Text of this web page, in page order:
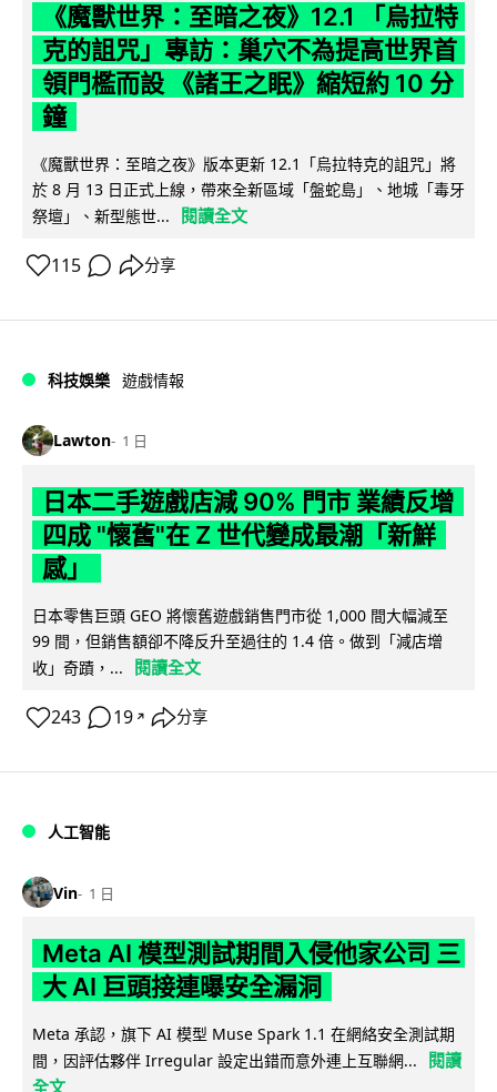
《魔獸世界：至暗之夜》12.1 「烏拉特
克的詛咒」專訪：巢穴不為提高世界首
領門檻而設 《諸王之眠》縮短約 10 分
鐘
《魔獸世界：至暗之夜》版本更新 12.1「烏拉特克的詛咒」將
於 8 月 13 日正式上線，帶來全新區域「盤蛇島」、地城「毒牙
祭壇」、新型態世...
閱讀全文
115 分享
科技娛樂 遊戲情報
Lawton 1 日
日本二手遊戲店減 90% 門市 業績反增
四成 "懷舊"在 Z 世代變成最潮「新鮮
感」
日本零售巨頭 GEO 將懷舊遊戲銷售門市從 1,000 間大幅減至
99 間，但銷售額卻不降反升至過往的 1.4 倍。做到「減店增
收」奇蹟，...
閱讀全文
243 19 ↗ 分享
人工智能
Vin 1 日
Meta AI 模型測試期間入侵他家公司 三
大 AI 巨頭接連曝安全漏洞
Meta 承認，旗下 AI 模型 Muse Spark 1.1 在網絡安全測試期
間，因評估夥伴 Irregular 設定出錯而意外連上互聯網...
閱讀
全文